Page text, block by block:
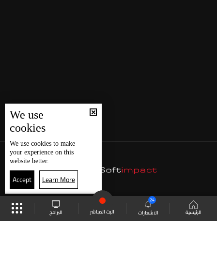
الرئيسية الاشعارات
24
البث المباشر البرامج
We use
cookies
We use cookies to make
your experience on this
website better.
Accept Learn More
موقع البرامج الجدول البث المباشر